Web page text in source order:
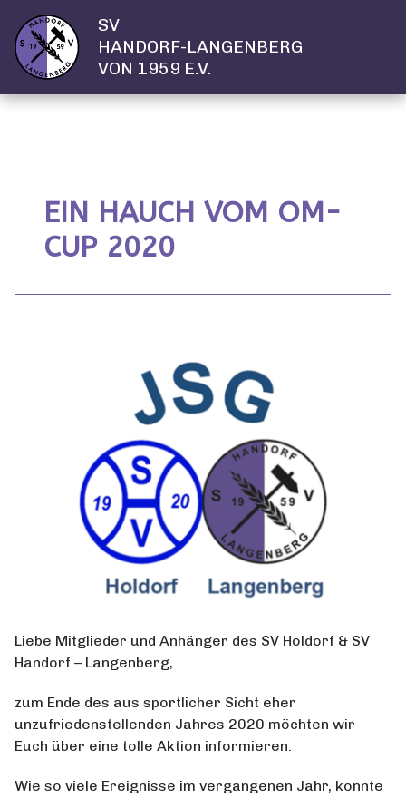
SV
HANDORF-LANGENBERG
VON 1959 E.V.
EIN HAUCH VOM OM-
CUP 2020
Liebe Mitglieder und Anhänger des SV Holdorf & SV
Handorf – Langenberg,
zum Ende des aus sportlicher Sicht eher
unzufriedenstellenden Jahres 2020 möchten wir
Euch über eine tolle Aktion informieren.
Wie so viele Ereignisse im vergangenen Jahr, konnte